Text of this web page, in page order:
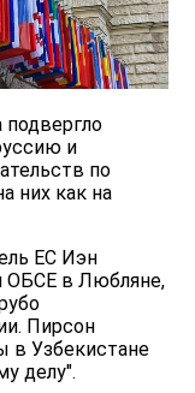
и
по
них как на
ЕС Иэн
ОБСЕ в Любляне,
Пирсон
в Узбекистане
делу".